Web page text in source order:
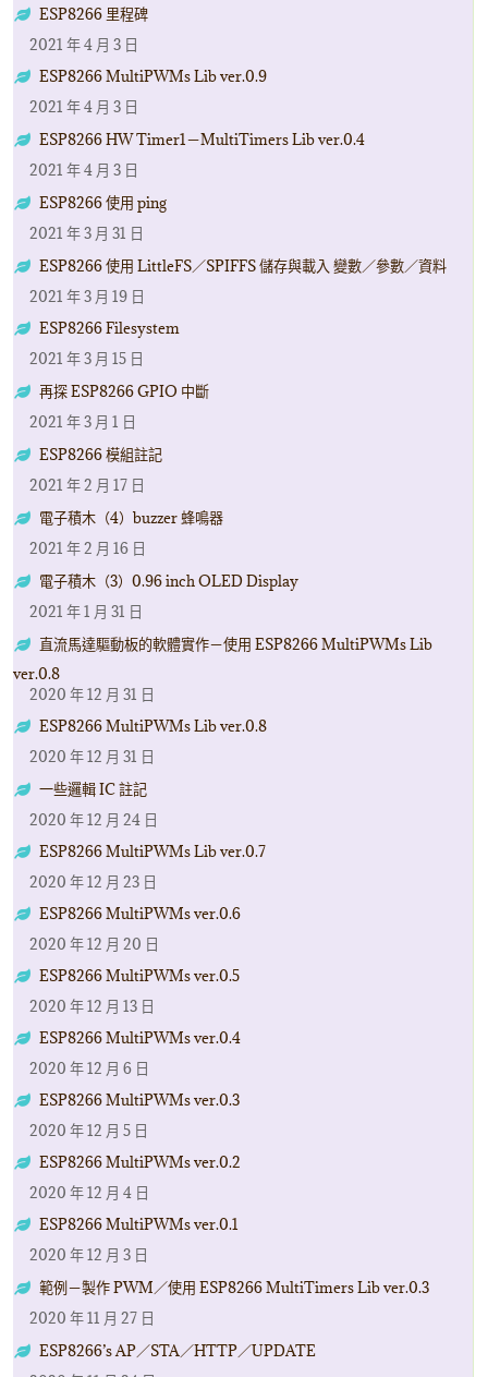
ESP8266 里程碑
2021 年 4 月 3 日
ESP8266 MultiPWMs Lib ver.0.9
2021 年 4 月 3 日
ESP8266 HW Timer1－MultiTimers Lib ver.0.4
2021 年 4 月 3 日
ESP8266 使用 ping
2021 年 3 月 31 日
ESP8266 使用 LittleFS／SPIFFS 儲存與載入 變數／參數／資料
2021 年 3 月 19 日
ESP8266 Filesystem
2021 年 3 月 15 日
再探 ESP8266 GPIO 中斷
2021 年 3 月 1 日
ESP8266 模組註記
2021 年 2 月 17 日
電子積木（4）buzzer 蜂鳴器
2021 年 2 月 16 日
電子積木（3）0.96 inch OLED Display
2021 年 1 月 31 日
直流馬達驅動板的軟體實作－使用 ESP8266 MultiPWMs Lib
ver.0.8
2020 年 12 月 31 日
ESP8266 MultiPWMs Lib ver.0.8
2020 年 12 月 31 日
一些邏輯 IC 註記
2020 年 12 月 24 日
ESP8266 MultiPWMs Lib ver.0.7
2020 年 12 月 23 日
ESP8266 MultiPWMs ver.0.6
2020 年 12 月 20 日
ESP8266 MultiPWMs ver.0.5
2020 年 12 月 13 日
ESP8266 MultiPWMs ver.0.4
2020 年 12 月 6 日
ESP8266 MultiPWMs ver.0.3
2020 年 12 月 5 日
ESP8266 MultiPWMs ver.0.2
2020 年 12 月 4 日
ESP8266 MultiPWMs ver.0.1
2020 年 12 月 3 日
範例－製作 PWM／使用 ESP8266 MultiTimers Lib ver.0.3
2020 年 11 月 27 日
ESP8266’s AP／STA／HTTP／UPDATE